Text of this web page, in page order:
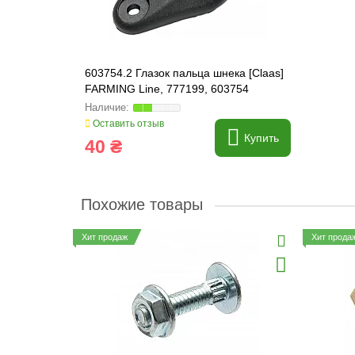
603754.2 Глазок пальца шнека [Claas]
FARMING Line, 777199, 603754
Оставить отзыв
40 ₴ Купить
Похожие товары
Хит продаж Хит